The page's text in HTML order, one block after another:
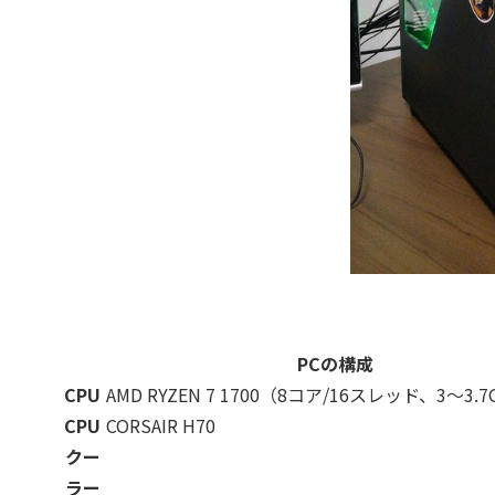
PCの構成
CPU AMD RYZEN 7 1700（8コア/16スレッド、3～
CPU
クー
ラー
CORSAIR H70